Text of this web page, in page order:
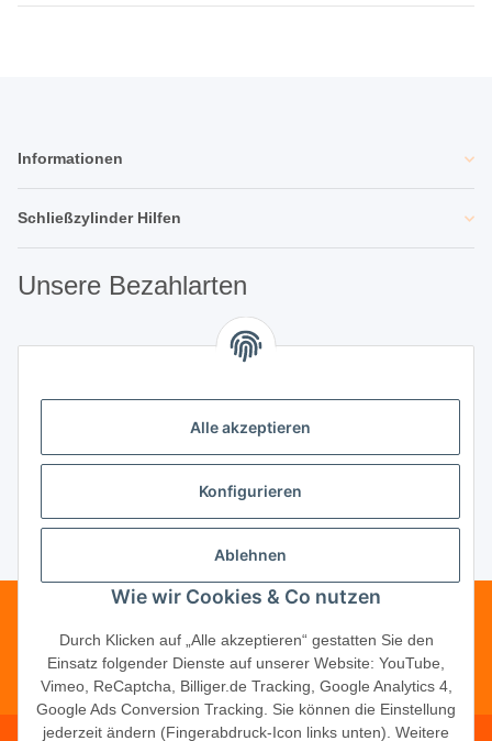
Informationen
Schließzylinder Hilfen
Unsere Bezahlarten
Unsere Partner
Unternehmen
Vertrag widerrufen
Telefonische Beratung?·+49 (0) 5246
83817-16
Alle akzeptieren
Konfigurieren
Ablehnen
Wie wir Cookies & Co nutzen
Durch Klicken auf „Alle akzeptieren“ gestatten Sie den
Einsatz folgender Dienste auf unserer Website: YouTube,
Vimeo, ReCaptcha, Billiger.de Tracking, Google Analytics 4,
Google Ads Conversion Tracking. Sie können die Einstellung
jederzeit ändern (Fingerabdruck-Icon links unten). Weitere